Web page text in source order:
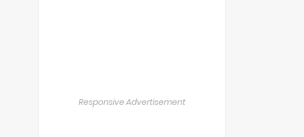
Responsive Advertisement